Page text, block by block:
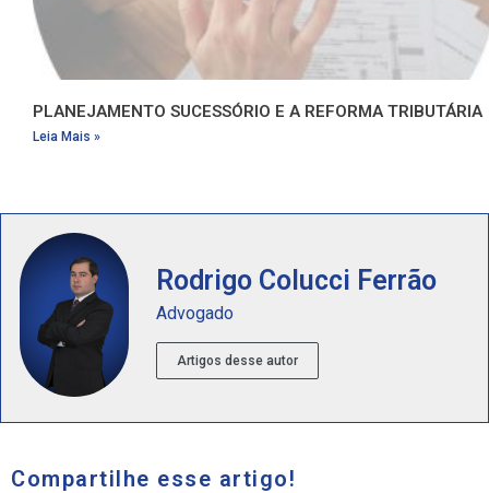
PLANEJAMENTO SUCESSÓRIO E A REFORMA TRIBUTÁRIA
Leia Mais »
Rodrigo Colucci Ferrão
Advogado
Artigos desse autor
Compartilhe esse artigo!